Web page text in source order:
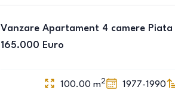
Vanzare Apartament 4 camere
165.000 Euro
100.00 m2 1977-1990